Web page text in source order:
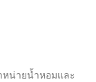
หน่ายน้ำหอมและ